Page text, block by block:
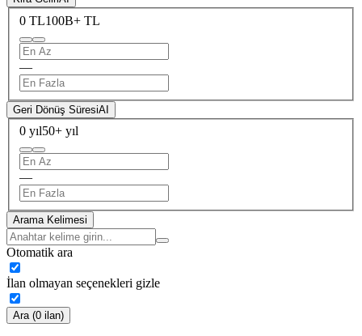
0 TL100B+ TL
—
Geri Dönüş SüresiAI
0 yıl50+ yıl
—
Arama Kelimesi
Otomatik ara
İlan olmayan seçenekleri gizle
Ara (0 ilan)